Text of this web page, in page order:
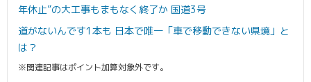
年休止”の大工事もまもなく終了か 国道3号
道がないんです1本も 日本で唯一「車で移動できない県境」と
は？
※関連記事はポイント加算対象外です。